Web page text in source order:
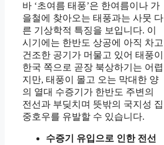
바 ‘초여름 태풍’은 한여름이나 가
을철에 찾아오는 태풍과는 사뭇 다
른 기상학적 특징을 보입니다. 이
시기에는 한반도 상공에 아직 차고
건조한 공기가 머물고 있어 태풍이
한국 쪽으로 곧장 북상하기는 어렵
지만, 태풍이 몰고 오는 막대한 양
의 열대 수증기가 한반도 주변의
전선과 부딪치며 뜻밖의 국지성 집
중호우를 유발할 수 있습니다.
수증기 유입으로 인한 전선